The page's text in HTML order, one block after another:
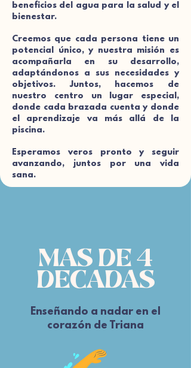
beneficios del agua para la salud y el
bienestar.
Creemos que cada persona tiene un
potencial único, y nuestra misión es
acompañarla en su desarrollo,
adaptándonos a sus necesidades y
objetivos. Juntos, hacemos de
nuestro centro un lugar especial,
donde cada brazada cuenta y donde
el aprendizaje va más allá de la
piscina.
Esperamos veros pronto y seguir
avanzando, juntos por una vida
sana.
MAS DE 4
DECADAS
Enseñando a nadar en el
corazón de Triana